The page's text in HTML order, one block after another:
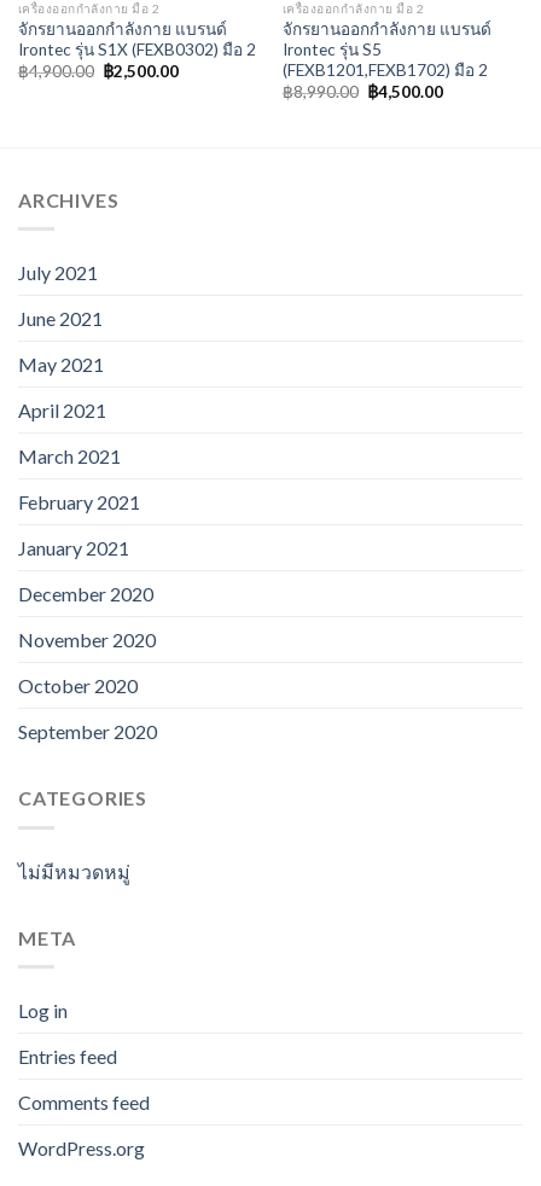
เครื่องออกกำลังกาย มือ 2
จักรยานออกกำลังกาย แบรนด์
Irontec รุ่น S1X (FEXB0302) มือ 2
฿4,900.00 ฿2,500.00
เครื่องออกกำลังกาย มือ 2
จักรยานออกกำลังกาย แบรนด์
Irontec รุ่น S5
(FEXB1201,FEXB1702) มือ 2
฿8,990.00 ฿4,500.00
ARCHIVES
July 2021
June 2021
May 2021
April 2021
March 2021
February 2021
January 2021
December 2020
November 2020
October 2020
September 2020
CATEGORIES
ไม่มีหมวดหมู่
META
Log in
Entries feed
Comments feed
WordPress.org